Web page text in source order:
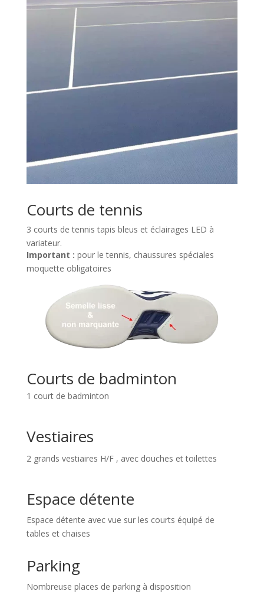
Courts de tennis
3 courts de tennis tapis bleus et éclairages LED à
variateur.
Important : pour le tennis, chaussures spéciales
moquette obligatoires
Courts de badminton
1 court de badminton
Vestiaires
2 grands vestiaires H/F , avec douches et toilettes
Espace détente
Espace détente avec vue sur les courts équipé de
tables et chaises
Parking
Nombreuse places de parking à disposition